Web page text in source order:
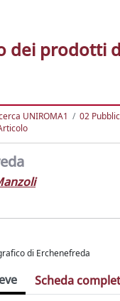
dei prodotti
UNIROMA1
02
di Erchenefreda
Scheda